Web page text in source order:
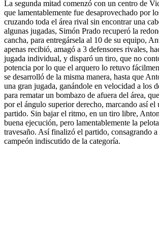
La segunda mitad comenzó con un centro de
que lamentablemente fue desaprovechado por
cruzando toda el área rival sin encontrar una
algunas jugadas, Simón Prado recuperó la
cancha, para entregársela al 10 de su equipo,
apenas recibió, amagó a 3 defensores rivales,
jugada individual, y disparó un tiro, que no
potencia por lo que el arquero lo retuvo
se desarrolló de la misma manera, hasta que
una gran jugada, ganándole en velocidad a los
para rematar un bombazo de afuera del área,
por el ángulo superior derecho, marcando así el
partido. Sin bajar el ritmo, en un tiro libre,
buena ejecución, pero lamentablemente la
travesaño. Así finalizó el partido, consagrando
campeón indiscutido de la categoría.